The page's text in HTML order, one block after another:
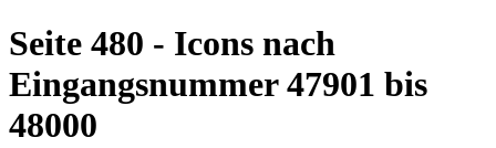
Seite 480 - Icons nach
Eingangsnummer 47901 bis
48000